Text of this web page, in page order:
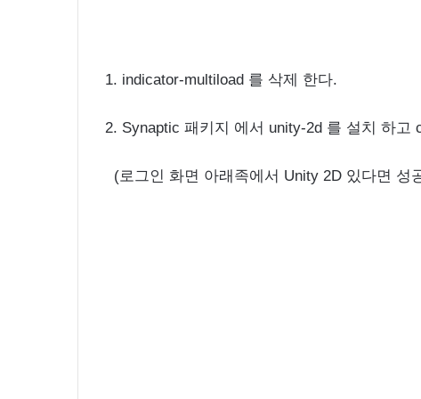
1. indicator-multiload 를 삭제 한다.
2. Synaptic 패키지 에서 unity-2d 를 설치 하고
(로그인 화면 아래족에서 Unity 2D 있다면 성